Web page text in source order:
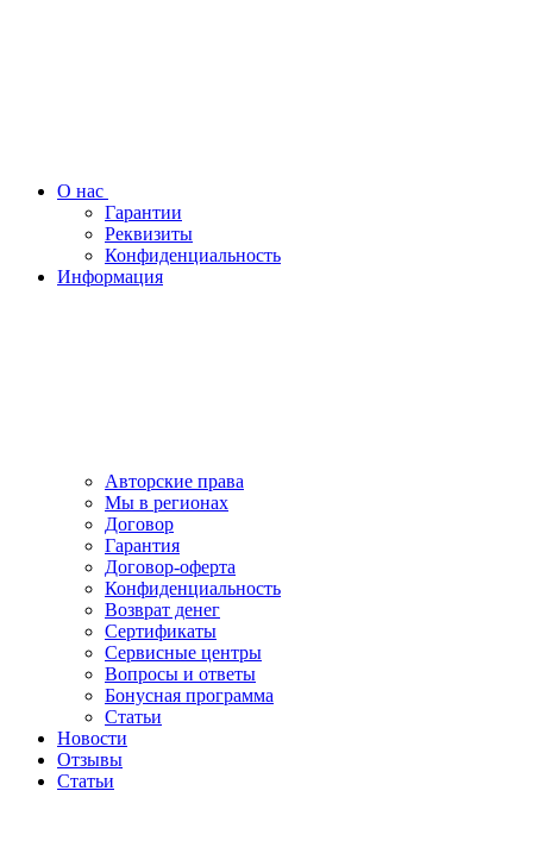
О нас
Гарантии
Реквизиты
Конфиденциальность
Информация
Авторские права
Мы в регионах
Договор
Гарантия
Договор-оферта
Конфиденциальность
Возврат денег
Сертификаты
Сервисные центры
Вопросы и ответы
Бонусная программа
Статьи
Новости
Отзывы
Статьи